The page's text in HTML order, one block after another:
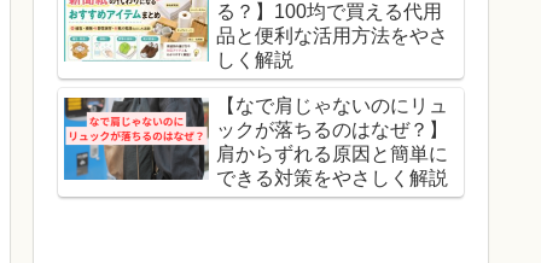
る？】100均で買える代用
品と便利な活用方法をやさ
しく解説
【なで肩じゃないのにリュ
ックが落ちるのはなぜ？】
肩からずれる原因と簡単に
できる対策をやさしく解説